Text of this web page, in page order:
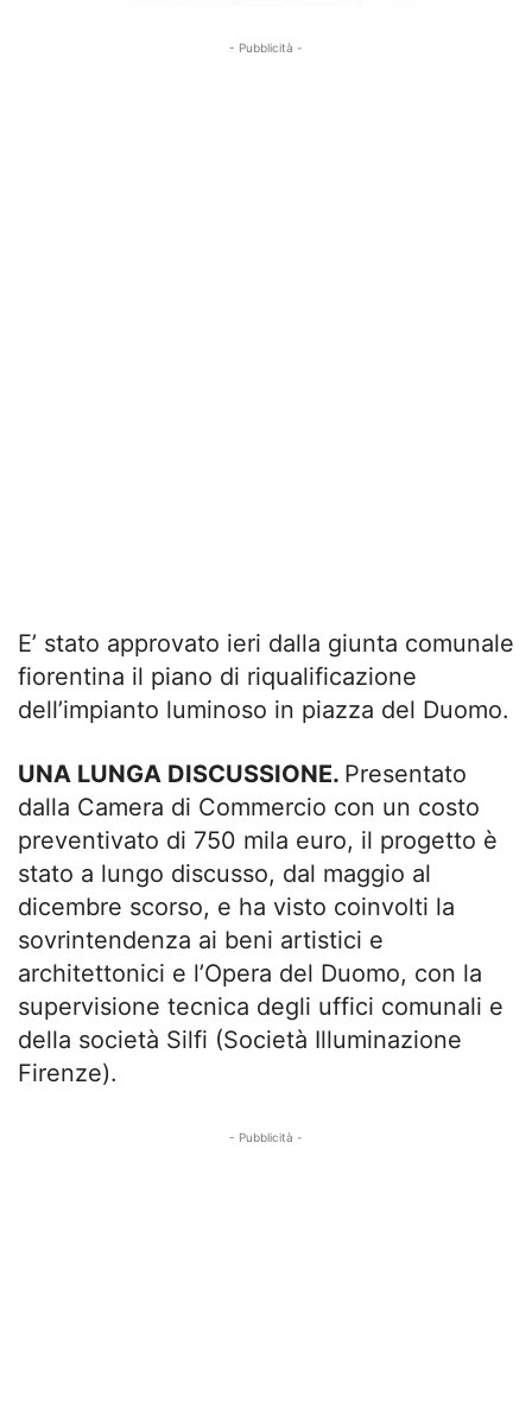
- Pubblicità -
E’ stato approvato ieri dalla giunta comunale
fiorentina il piano di riqualificazione
dell’impianto luminoso in piazza del Duomo.
UNA LUNGA DISCUSSIONE. Presentato
dalla Camera di Commercio con un costo
preventivato di 750 mila euro, il progetto è
stato a lungo discusso, dal maggio al
dicembre scorso, e ha visto coinvolti la
sovrintendenza ai beni artistici e
architettonici e l’Opera del Duomo, con la
supervisione tecnica degli uffici comunali e
della società Silfi (Società Illuminazione
Firenze).
- Pubblicità -